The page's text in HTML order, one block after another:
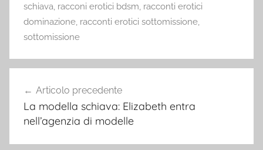
schiava racconi erotici bdsm racconti erotici
dominazione racconti erotici sottomissione
sottomissione
articoli
Articolo precedente
La modella schiava: Elizabeth entra
nell’agenzia di modelle